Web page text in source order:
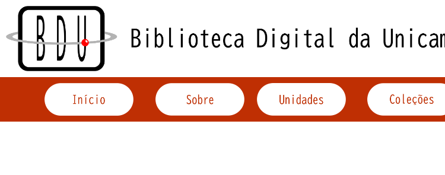
Acessar
conteúdo